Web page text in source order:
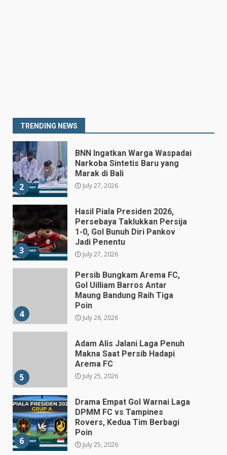
TRENDING NEWS
1
2
BNN Ingatkan Warga Waspadai
Narkoba Sintetis Baru yang
Marak di Bali
July 27, 2026
3
Hasil Piala Presiden 2026,
Persebaya Taklukkan Persija
1-0, Gol Bunuh Diri Pankov
Jadi Penentu
July 27, 2026
4
Persib Bungkam Arema FC,
Gol Uilliam Barros Antar
Maung Bandung Raih Tiga
Poin
July 26, 2026
5
Adam Alis Jalani Laga Penuh
Makna Saat Persib Hadapi
Arema FC
July 25, 2026
6
Drama Empat Gol Warnai Laga
DPMM FC vs Tampines
Rovers, Kedua Tim Berbagi
Poin
July 25, 2026